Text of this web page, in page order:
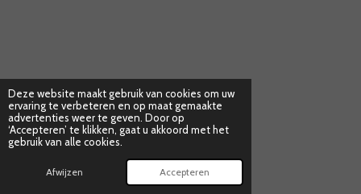
Deze website maakt gebruik van cookies om uw
ervaring te verbeteren en op maat gemaakte
advertenties weer te geven. Door op
‘Accepteren’ te klikken, gaat u akkoord met het
gebruik van alle cookies.
Afwijzen Accepteren